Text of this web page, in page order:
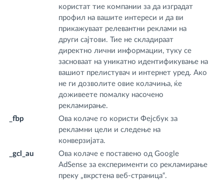
користат тие компании за да изградат
профил на вашите интереси и да ви
прикажуваат релевантни реклами на
други сајтови. Тие не складираат
директно лични информации, туку се
засноваат на уникатно идентификување на
вашиот прелистувач и интернет уред. Ако
не ги дозволите овие колачиња, ќе
доживеете помалку насочено
рекламирање.
_fbp
Ова колаче го користи Фејсбук за
рекламни цели и следење на
конверзијата.
_gcl_au
Ова колаче е поставено од Google
AdSense за експерименти со рекламирање
преку „вкрстена веб-страница“.